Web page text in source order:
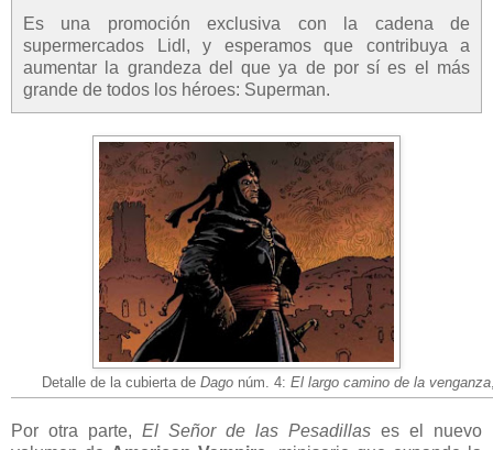
Es una promoción exclusiva con la cadena de
supermercados Lidl, y esperamos que contribuya a
aumentar la grandeza del que ya de por sí es el más
grande de todos los héroes: Superman.
Detalle de la cubierta de Dago núm. 4: El largo camino de la venganza
Por otra parte, El Señor de las Pesadillas es el nuevo